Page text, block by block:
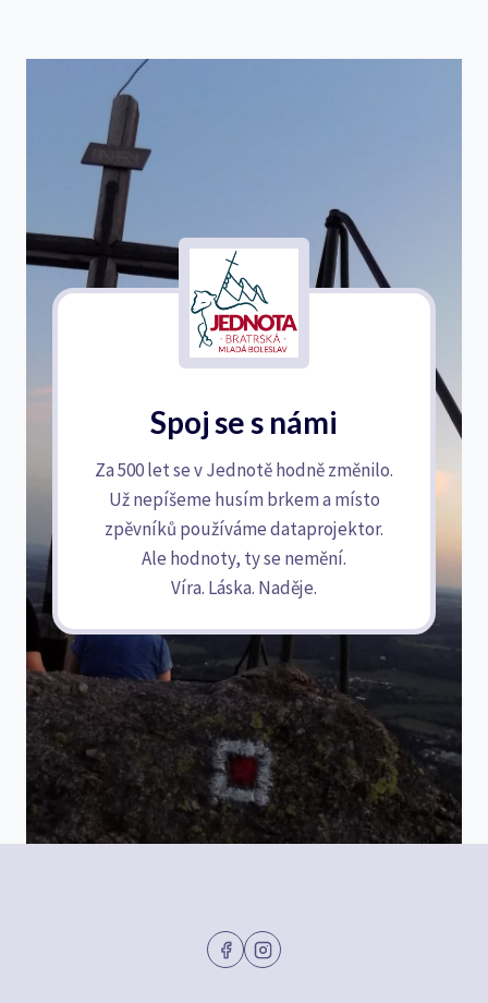
Spoj se s námi
Za 500 let se v Jednotě hodně změnilo.
Už nepíšeme husím brkem a místo
zpěvníků používáme dataprojektor.
Ale hodnoty, ty se nemění.
Víra. Láska. Naděje.